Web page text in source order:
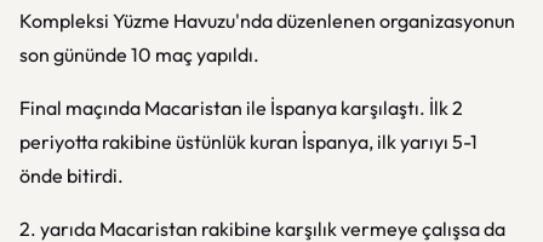
Kompleksi Yüzme Havuzu'nda düzenlenen organizasyonun
son gününde 10 maç yapıldı.
Final maçında Macaristan ile İspanya karşılaştı. İlk 2
periyotta rakibine üstünlük kuran İspanya, ilk yarıyı 5-1
önde bitirdi.
2. yarıda Macaristan rakibine karşılık vermeye çalışsa da